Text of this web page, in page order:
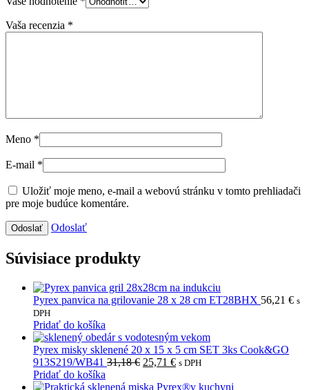
Vaša recenzia *
Meno *
E-mail *
Uložiť moje meno, e-mail a webovú stránku v tomto prehliadači
pre moje budúce komentáre.
Odoslať
Súvisiace produkty
Pyrex panvica na grilovanie 28 x 28 cm ET28BHX 56,21 € s
DPH
Pridať do košíka
Pyrex misky sklenené 20 x 15 x 5 cm SET 3ks Cook&GO
913S219/WB41 31,18€ Pôvodná
bola:
25,71 €Aktuálna
je:
s DPH
Pridať do košíka